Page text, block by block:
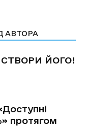
АВТОРА
ЙОГО!
протягом